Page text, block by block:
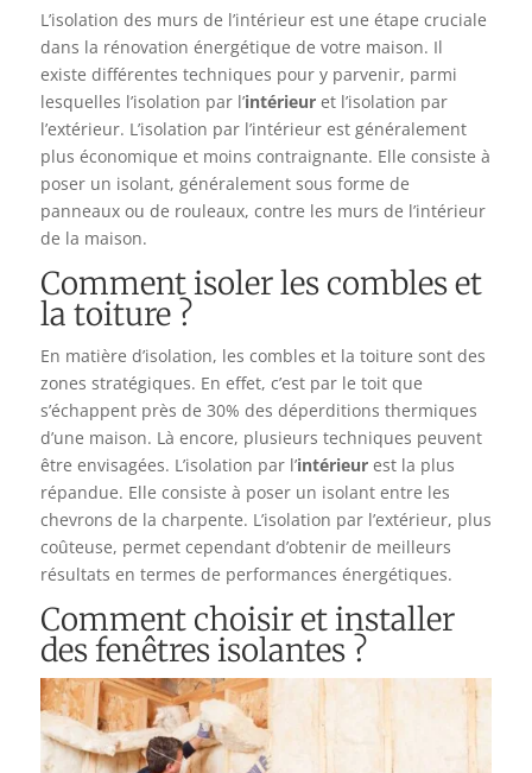
L’isolation des murs de l’intérieur est une étape cruciale
dans la rénovation énergétique de votre maison. Il
existe différentes techniques pour y parvenir, parmi
lesquelles l’isolation par l’intérieuret l’isolation par
l’extérieur. L’isolation par l’intérieur est généralement
plus économique et moins contraignante. Elle consiste à
poser un isolant, généralement sous forme de
panneaux ou de rouleaux, contre les murs de l’intérieur
de la maison.
Comment isoler les combles et
la toiture ?
En matière d’isolation, les combles et la toiture sont des
zones stratégiques. En effet, c’est par le toit que
s’échappent près de 30% des déperditions thermiques
d’une maison. Là encore, plusieurs techniques peuvent
être envisagées. L’isolation par l’intérieurest la plus
répandue. Elle consiste à poser un isolant entre les
chevrons de la charpente. L’isolation par l’extérieur, plus
coûteuse, permet cependant d’obtenir de meilleurs
résultats en termes de performances énergétiques.
Comment choisir et installer
des fenêtres isolantes ?